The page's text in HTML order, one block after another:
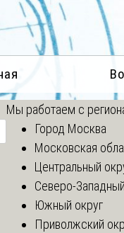
Мы работаем с
Город Москва
Московская
Центральный
Северо-Западный
Южный округ
Приволжский